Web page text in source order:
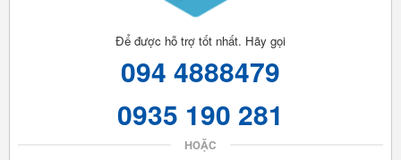
Để được hỗ trợ tốt nhất. Hãy gọi
094 4888479
0935 190 281
HOẶC